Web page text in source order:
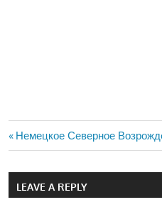
Навигация
по
Previous
Post:
Немецкое Северное
LEAVE A REPLY